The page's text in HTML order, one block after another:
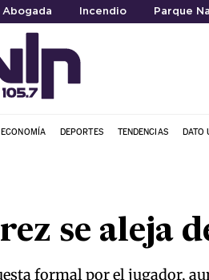
Abogada Incendio Parque
ECONOMÍA DEPORTES TENDENCIAS DATO
se aleja
formal por el jugador,